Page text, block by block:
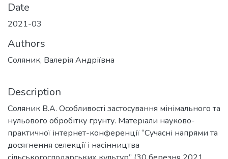
Date
2021-03
Authors
Соляник, Валерія Андріївна
Description
Соляник В.А. Особливості застосування мінімального та
нульового обробітку грунту. Матеріали науково-
практичної інтернет-конференції “Сучасні напрями та
досягнення селекції і насінництва